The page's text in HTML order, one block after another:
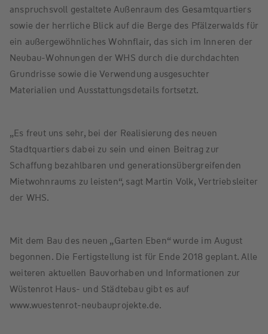
anspruchsvoll gestaltete Außenraum des Gesamtquartiers
sowie der herrliche Blick auf die Berge des Pfälzerwalds für
ein außergewöhnliches Wohnflair, das sich im Inneren der
Neubau-Wohnungen der WHS durch die durchdachten
Grundrisse sowie die Verwendung ausgesuchter
Materialien und Ausstattungsdetails fortsetzt.
„Es freut uns sehr, bei der Realisierung des neuen
Stadtquartiers dabei zu sein und einen Beitrag zur
Schaffung bezahlbaren und generationsübergreifenden
Mietwohnraums zu leisten“, sagt Martin Volk, Vertriebsleiter
der WHS.
Mit dem Bau des neuen „Garten Eben“ wurde im August
begonnen. Die Fertigstellung ist für Ende 2018 geplant. Alle
weiteren aktuellen Bauvorhaben und Informationen zur
Wüstenrot Haus- und Städtebau gibt es auf
www.wuestenrot-neubauprojekte.de.